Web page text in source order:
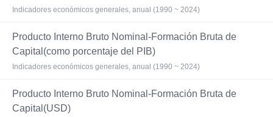
Indicadores económicos generales, anual (1990 ~ 2024)
Producto Interno Bruto Nominal-Formación Bruta de
Capital(como porcentaje del PIB)
Indicadores económicos generales, anual (1990 ~ 2024)
Producto Interno Bruto Nominal-Formación Bruta de
Capital(USD)